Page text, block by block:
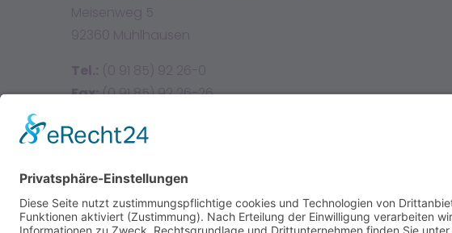
Meisenweg 5
92360 Mühlhausen
Tel.: (0 91 85) 92 26-0
Fax:(0 91 85) 92 26-26
E-Mail: info@sttherese.de
Instagram